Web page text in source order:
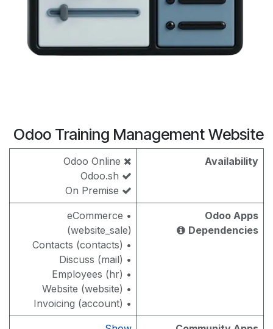
Odoo Training Management Website
Availability
Odoo Apps
Dependencies
• eCommerce
(website_sale)
• Contacts (contacts)
• Discuss (mail)
• Employees (hr)
• Website (website)
• Invoicing (account)